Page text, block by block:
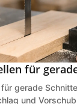
für
gerade
und